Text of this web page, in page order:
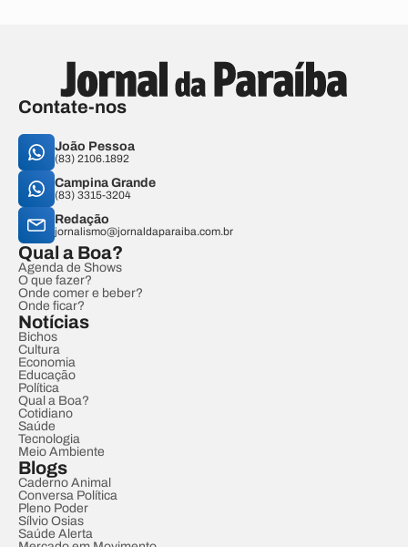
Contate-nos
João Pessoa
(83) 2106.1892
Campina Grande
(83) 3315-3204
Redação
jornalismo@jornaldaparaiba.com.br
Qual a Boa?
Agenda de Shows
O que fazer?
Onde comer e beber?
Onde ficar?
Notícias
Bichos
Cultura
Economia
Educação
Política
Qual a Boa?
Cotidiano
Saúde
Tecnologia
Meio Ambiente
Blogs
Caderno Animal
Conversa Política
Pleno Poder
Sílvio Osias
Saúde Alerta